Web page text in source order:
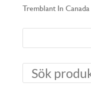
Tremblant In Canada